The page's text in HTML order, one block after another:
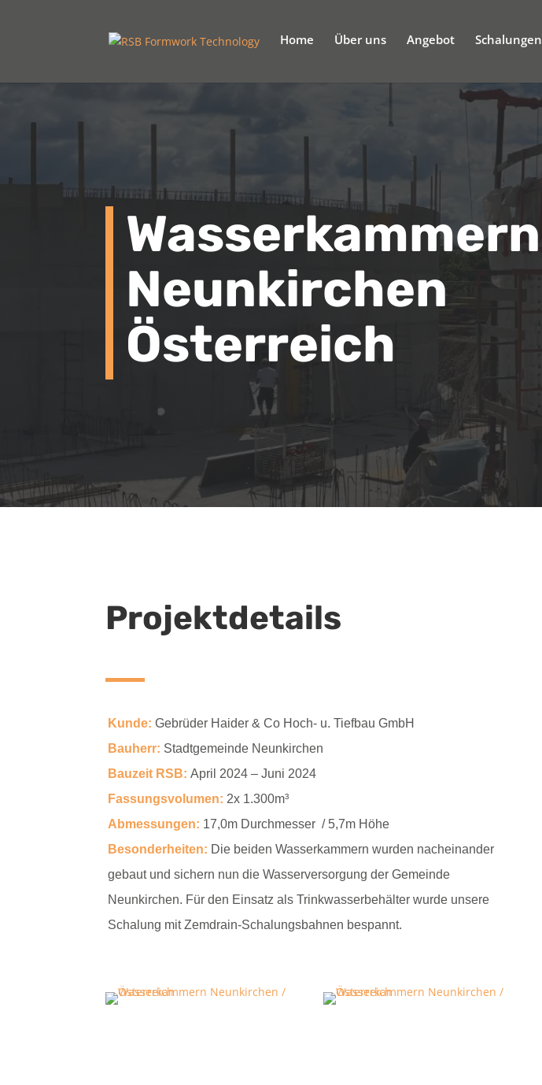
Home Über uns Angebot Schalungen
Wasserkammern
Neunkirchen
Österreich
Projektdetails
Kunde: Gebrüder Haider & Co Hoch- u. Tiefbau GmbH
Bauherr: Stadtgemeinde Neunkirchen
Bauzeit RSB: April 2024 – Juni 2024
Fassungsvolumen: 2x 1.300m³
Abmessungen: 17,0m Durchmesser / 5,7m Höhe
Besonderheiten: Die beiden Wasserkammern wurden nacheinander
gebaut und sichern nun die Wasserversorgung der Gemeinde
Neunkirchen. Für den Einsatz als Trinkwasserbehälter wurde unsere
Schalung mit Zemdrain-Schalungsbahnen bespannt.